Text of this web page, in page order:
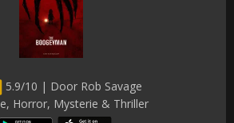
5.9/10 | Door Rob Savage
Horror, Mysterie & Thriller